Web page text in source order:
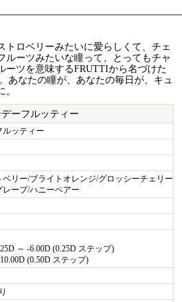
トロベリーみたいに愛らしくて、チェ
ルーツみたいな瞳って、とってもチャ
ーツを意味するFRUTTIから名づけた
あなたの瞳が、あなたの毎日が、キュ
ーフルッティー
ルッティー
ベリー/ブライトオレンジ/グロッシーチェリー
レープ/ハニーペアー
～ -6.00D (0.25D ステップ)
(0.50D ステップ)